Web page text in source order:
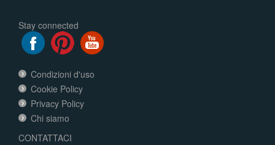
Stay connected
Condizioni d'uso
Cookie Policy
Privacy Policy
Chi siamo
CONTATTACI